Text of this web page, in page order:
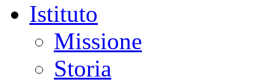
Istituto
Missione
Storia